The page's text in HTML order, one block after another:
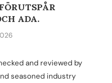
ADA.
and reviewed by
seasoned industry